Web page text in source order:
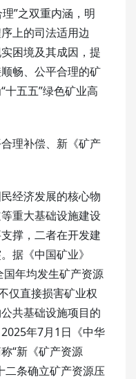
”之双重内涵，明
上的司法适用边
困境及其成因，提
畅、公平合理的矿
十五五”绿色矿业高
理补偿、新《矿产
经济发展的核心物
重大基础设施建设
撑，二者在开发建
据《中国矿业》
年均发生矿产资源
仅直接损害矿业权
公共基础设施项目的
年7月1日 《中华
称“新《矿产资源
二条确立矿产资源压